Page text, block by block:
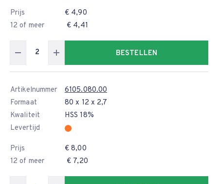
Prijs
€ 4,90
12 of meer
€ 4,41
BESTELLEN
Artikelnummer
6105.080.00
Formaat
80 x 12 x 2,7
Kwaliteit
HSS 18%
Levertijd
Prijs
€ 8,00
12 of meer
€ 7,20